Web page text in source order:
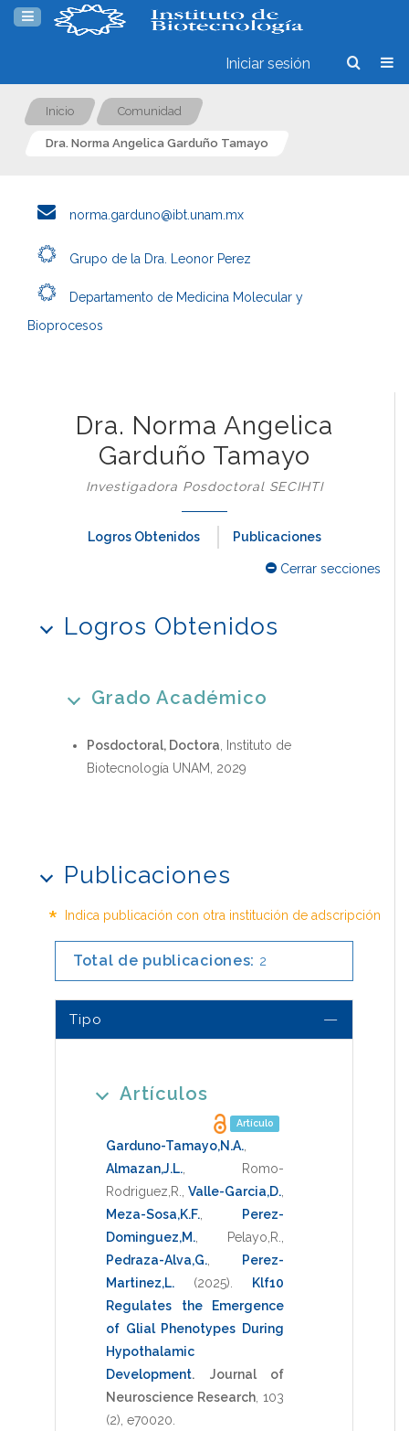
Iniciar sesión
Inicio Comunidad
Dra. Norma Angelica Garduño Tamayo
norma.garduno@ibt.unam.mx
Grupo de la Dra. Leonor Perez
Departamento de Medicina Molecular y
Bioprocesos
Dra. Norma Angelica
Garduño Tamayo
Investigadora Posdoctoral SECIHTI
Logros Obtenidos Publicaciones
Cerrar secciones
Logros Obtenidos
Grado Académico
Posdoctoral, Doctora , Instituto de
Biotecnología UNAM, 2029
Publicaciones
* Indica publicación con otra institución de adscripción
Total de publicaciones: 2
Tipo
Artículos
Artículo
Garduno-Tamayo,N.A.
Almazan,J.L.
Romo-
Rodriguez,R.
Valle-Garcia,D.
Meza-Sosa,K.F.
Perez-
Dominguez,M.
Pelayo,R.
Pedraza-Alva,G.
Perez-
Martinez,L.
(2025)
Klf10
Regulates the Emergence
of Glial Phenotypes During
Hypothalamic
Development.
Journal of
Neuroscience Research 103
(2), e70020